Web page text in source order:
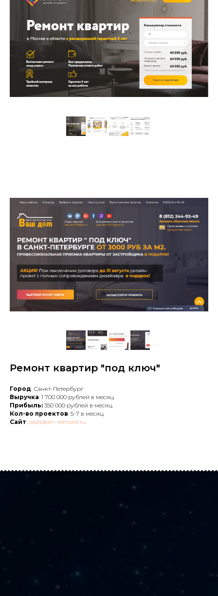
Ремонт квартир "под ключ"
Город: Санкт-Петербург
Выручка: 1 700 000 рублей в месяц
Прибыль: 350 000 рублей в месяц
Кол-во проектов: 5-7 в месяц
Сайт: vashdom-remont.ru